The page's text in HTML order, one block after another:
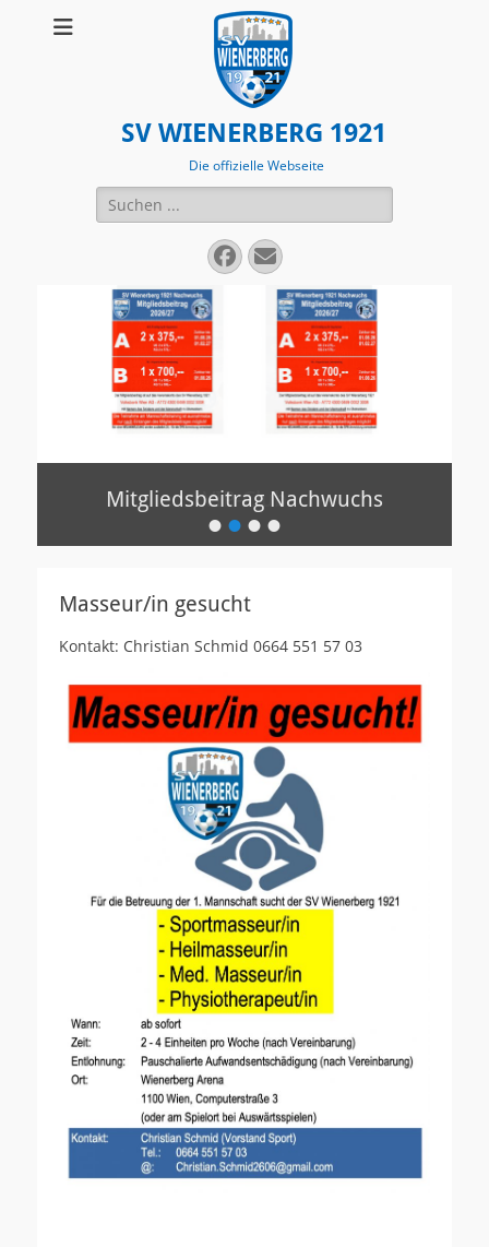
SV WIENERBERG 1921
Die offizielle Webseite
Suchen
nach:
Facebook
E-
Mail
••••
Mitgliedsbeitrag Nachwuchs
am
oms
Masseur/in gesucht
Kontakt: Christian Schmid 0664 551 57 03